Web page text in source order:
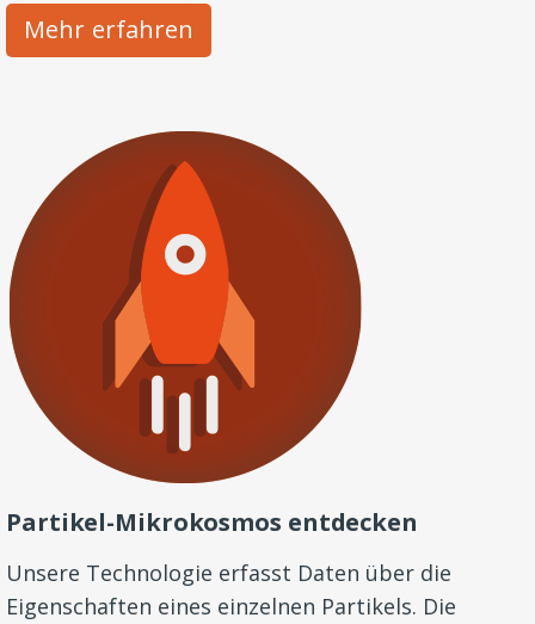
Mehr erfahren
Partikel-Mikrokosmos entdecken
Unsere Technologie erfasst Daten über die
Eigenschaften eines einzelnen Partikels. Die